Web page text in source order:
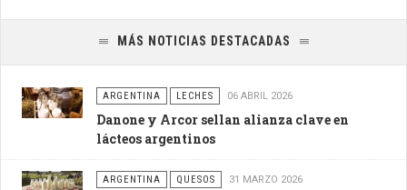
MÁS NOTICIAS DESTACADAS
ARGENTINA LECHES 06 ABRIL 2026
Danone y Arcor sellan alianza clave en
lácteos argentinos
ARGENTINA QUESOS 31 MARZO 2026